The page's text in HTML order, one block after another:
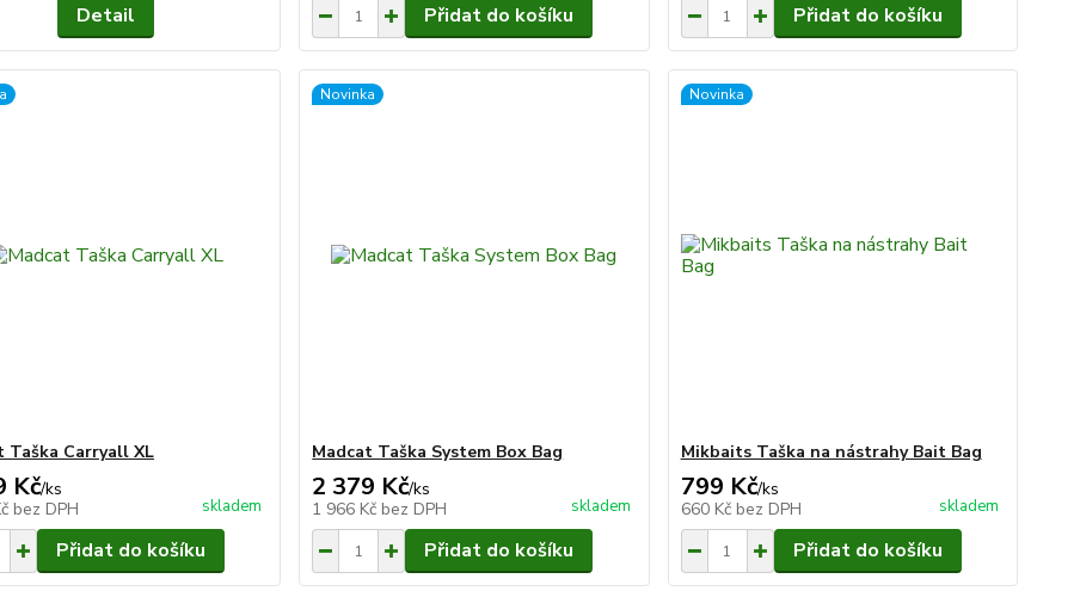
Detail Přidat do košíku Přidat do košíku
Taška Carryall XL
Kč/ks
bez DPH skladem
Přidat do košíku
Novinka
Madcat Taška System Box Bag
2 379 Kč/ks
1 966 Kč bez DPH skladem
Přidat do košíku
Novinka
Mikbaits Taška na nástrahy Bait Bag
799 Kč/ks
660 Kč bez DPH skladem
Přidat do košíku